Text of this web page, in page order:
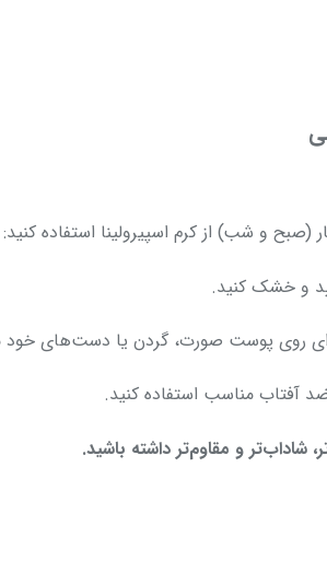
(صبح و شب) از کرم اسپیرولینا استفاده کنید:
و خشک کنید.
روی پوست صورت، گردن یا دست‌های
آفتاب مناسب استفاده کنید.
شاداب‌تر و مقاوم‌تر داشته باشید.